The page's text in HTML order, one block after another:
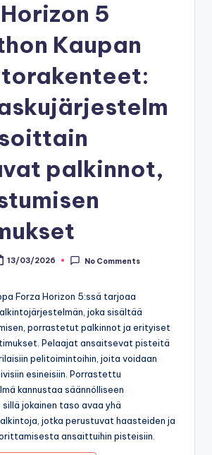
5
Kaupan
palkinnot,
13/03/2026 No Comments
Forza Horizon 5:ssä tarjoaa
joka sisältää
porrastetut palkinnot ja erityiset
Pelaajat ansaitsevat pisteitä
pelitoimintoihin, joita voidaan
esineisiin. Porrastettu
kannustaa säännölliseen
jokainen taso avaa yhä
jotka perustuvat haasteiden ja
ansaittuihin pisteisiin.